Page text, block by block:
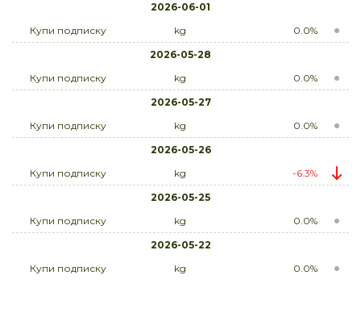
2026-06-01
Купи подписку
kg
0.0%
2026-05-28
Купи подписку
kg
0.0%
2026-05-27
Купи подписку
kg
0.0%
2026-05-26
Купи подписку
kg
-6.3%
2026-05-25
Купи подписку
kg
0.0%
2026-05-22
Купи подписку
kg 0.0%